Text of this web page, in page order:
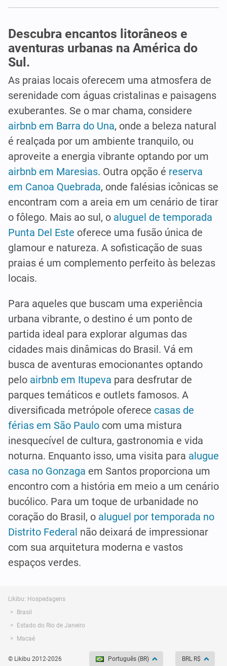
Descubra encantos litorâneos e
aventuras urbanas na América do
Sul.
As praias locais oferecem uma atmosfera de
serenidade com águas cristalinas e paisagens
exuberantes. Se o mar chama, considere
airbnb em Barra do Una, onde a beleza natural
é realçada por um ambiente tranquilo, ou
aproveite a energia vibrante optando por um
airbnb em Maresias. Outra opção é reserva
em Canoa Quebrada, onde falésias icônicas se
encontram com a areia em um cenário de tirar
o fôlego. Mais ao sul, o aluguel de temporada
Punta Del Este oferece uma fusão única de
glamour e natureza. A sofisticação de suas
praias é um complemento perfeito às belezas
locais.
Para aqueles que buscam uma experiência
urbana vibrante, o destino é um ponto de
partida ideal para explorar algumas das
cidades mais dinâmicas do Brasil. Vá em
busca de aventuras emocionantes optando
pelo airbnb em Itupeva para desfrutar de
parques temáticos e outlets famosos. A
diversificada metrópole oferece casas de
férias em São Paulo com uma mistura
inesquecível de cultura, gastronomia e vida
noturna. Enquanto isso, uma visita para alugue
casa no Gonzaga em Santos proporciona um
encontro com a história em meio a um cenário
bucólico. Para um toque de urbanidade no
coração do Brasil, o aluguel por temporada no
Distrito Federal não deixará de impressionar
com sua arquitetura moderna e vastos
espaços verdes.
Likibu: Hospedagens
Brasil
Estado do Rio de Janeiro
Macaé
© Likibu 2012-2026 Português (BR) BRL R$